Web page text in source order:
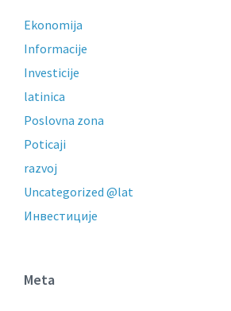
Ekonomija
Informacije
Investicije
latinica
Poslovna zona
Poticaji
razvoj
Uncategorized @lat
Инвестиције
Meta